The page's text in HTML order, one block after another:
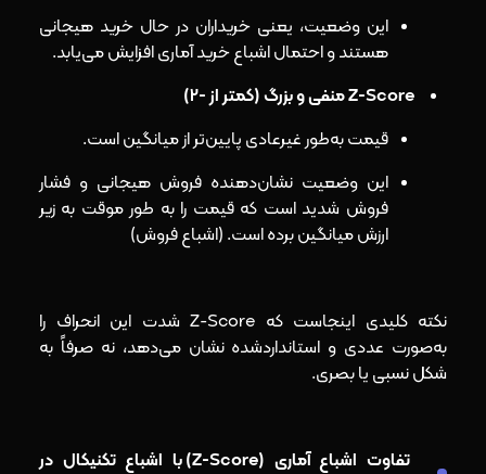
این وضعیت، یعنی خریداران در حال خرید هیجانی
هستند و احتمال اشباع خرید آماری افزایش می‌یابد.
Z-Score منفی و بزرگ (کمتر از -2)
قیمت به‌طور غیرعادی پایین‌تر از میانگین است.
این وضعیت نشان‌دهنده فروش هیجانی و فشار
فروش شدید است که قیمت را به طور موقت به زیر
ارزش میانگین برده است. (اشباع فروش)
نکته کلیدی اینجاست که Z-Score شدت این انحراف را
به‌صورت عددی و استانداردشده نشان می‌دهد، نه صرفاً به
شکل نسبی یا بصری.
تفاوت اشباع آماری (Z-Score) با اشباع تکنیکال در